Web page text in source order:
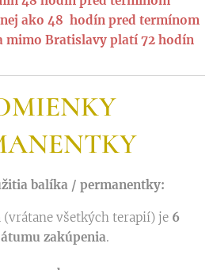
ako 48 hodín pred termínom
mimo Bratislavy platí 72 hodín
balíka / permanentky:
(vrátane všetkých terapií) je 6
zakúpenia.